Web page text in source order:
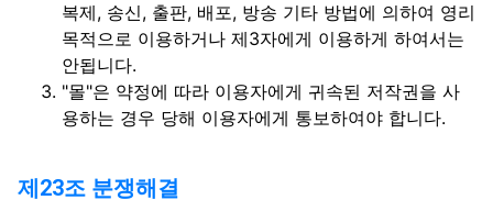
복제, 송신, 출판, 배포, 방송 기타 방법에 의하여 영리
목적으로 이용하거나 제3자에게 이용하게 하여서는
안됩니다.
"몰"은 약정에 따라 이용자에게 귀속된 저작권을 사
용하는 경우 당해 이용자에게 통보하여야 합니다.
제23조 분쟁해결